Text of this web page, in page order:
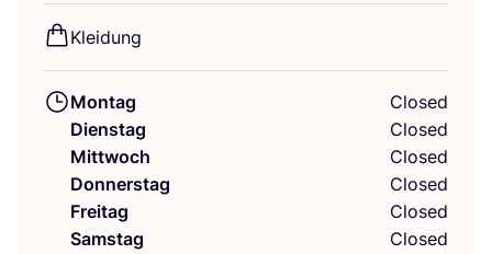
Klei­dung
Montag
Closed
Dienstag
Closed
Mittwoch
Closed
Donnerstag
Closed
Freitag
Closed
Samstag
Closed